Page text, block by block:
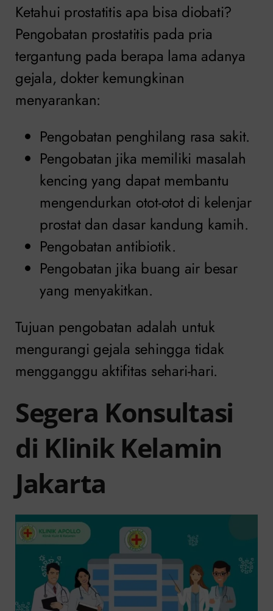
Ketahui prostatitis apa bisa diobati?
Pengobatan prostatitis pada pria
tergantung pada berapa lama adanya
gejala, dokter kemungkinan
menyarankan:
Pengobatan penghilang rasa sakit.
Pengobatan jika memiliki masalah
kencing yang dapat membantu
mengendurkan otot-otot di kelenjar
prostat dan dasar kandung kamih.
Pengobatan antibiotik.
Pengobatan jika buang air besar
yang menyakitkan.
Tujuan pengobatan adalah untuk
mengurangi gejala sehingga tidak
mengganggu aktifitas sehari-hari.
Segera Konsultasi
di Klinik Kelamin
Jakarta